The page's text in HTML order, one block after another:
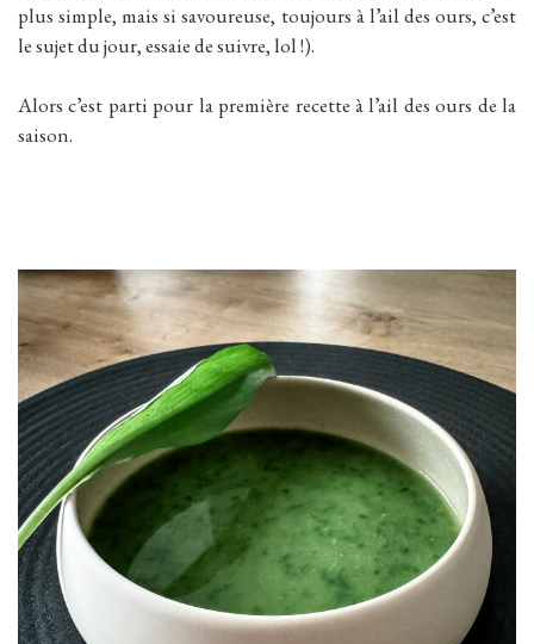
plus simple, mais si savoureuse, toujours à l’ail des ours, c’est
le sujet du jour, essaie de suivre, lol !).
Alors c’est parti pour la première recette à l’ail des ours de la
saison.